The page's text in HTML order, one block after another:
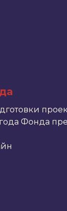
Фонда